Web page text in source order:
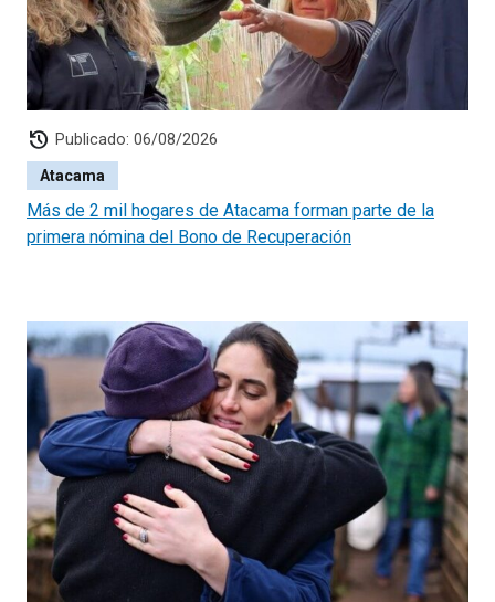
history Publicado: 06/08/2026
Atacama
Más de 2 mil hogares de Atacama forman parte de la
primera nómina del Bono de Recuperación